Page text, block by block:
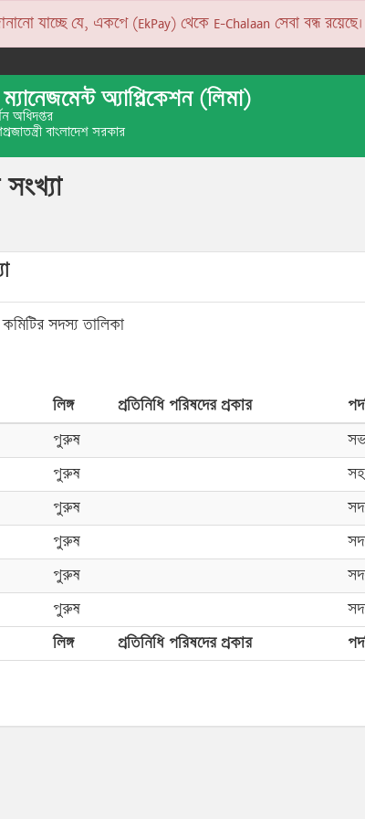
যাচ্ছে যে, একপে (EkPay) থেকে E-Chalaan সেবা বন্ধ রয়েছে।
অ্যাপ্লিকেশন (লিমা)
অধিদপ্তর
বাংলাদেশ সরকার
সদস্য তালিকা
লিঙ্গ প্রতিনিধি পরিষদের প্রকার
পুরুষ
পুরুষ
পুরুষ
পুরুষ
পুরুষ
পুরুষ
লিঙ্গ প্রতিনিধি পরিষদের প্রকার